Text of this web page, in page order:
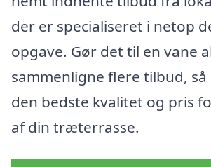
der er specialiseret i netop
opgave. Gør det til en vane
sammenligne flere tilbud,
den bedste kvalitet og pris
af din træterrasse.